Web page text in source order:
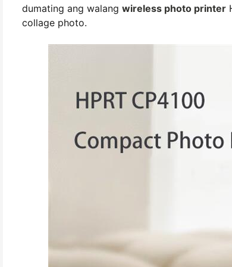
dumating ang walang wireless photo printer
collage photo.